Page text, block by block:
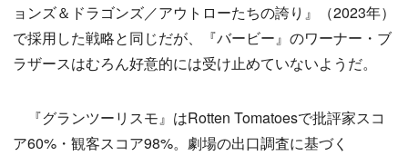
ョンズ＆ドラゴンズ／アウトローたちの誇り』（2023年）
で採用した戦略と同じだが、『バービー』のワーナー・ブ
ラザースはむろん好意的には受け止めていないようだ。
『グランツーリスモ』はRotten Tomatoesで批評家スコ
ア60%・観客スコア98%。劇場の出口調査に基づく